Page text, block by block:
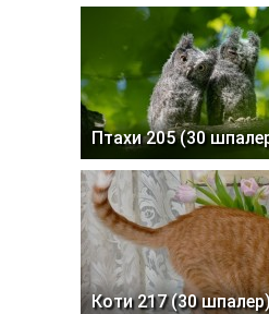
Птахи 205 (30
Коти 217 (30